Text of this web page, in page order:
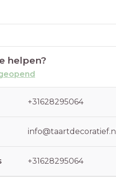
helpen?
+31628295064
info@taartdecoratief.nl
+31628295064